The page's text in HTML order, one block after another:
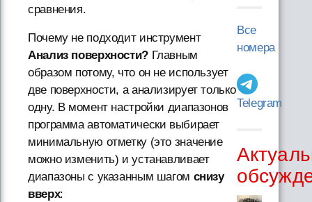
сравнения.
Почему не подходит инструмент
Анализ поверхности?Главным
образом потому, что он не использует
две поверхности, а анализирует только
одну. В момент настройки диапазонов
программа автоматически выбирает
минимальную отметку (это значение
можно изменить) и устанавливает
диапазоны с указанным шагом снизу
вверх:
Все
номера
Telegram